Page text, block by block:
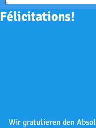
Félicitations!
Wir gratulieren den